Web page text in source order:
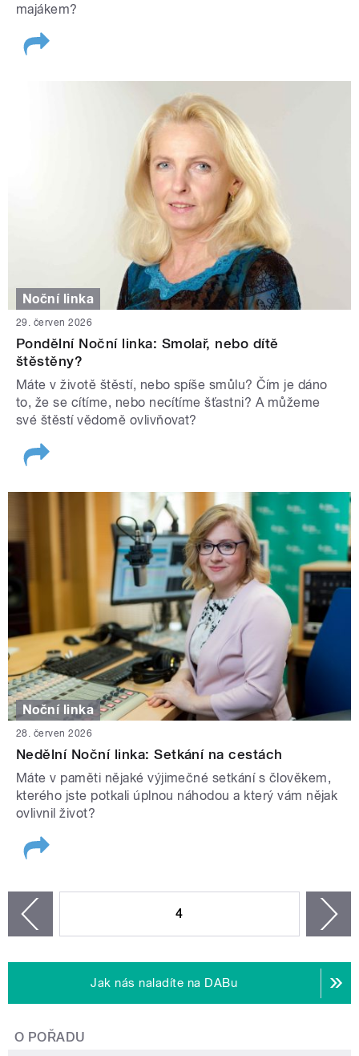
majákem?
Noční linka
29. červen 2026
Pondělní Noční linka: Smolař, nebo dítě
štěstěny?
Máte v životě štěstí, nebo spíše smůlu? Čím je dáno
to, že se cítíme, nebo necítíme šťastni? A můžeme
své štěstí vědomě ovlivňovat?
Noční linka
28. červen 2026
Nedělní Noční linka: Setkání na cestách
Máte v paměti nějaké výjimečné setkání s člověkem,
kterého jste potkali úplnou náhodou a který vám nějak
ovlivnil život?
4
Jak nás naladíte na DABu
O POŘADU